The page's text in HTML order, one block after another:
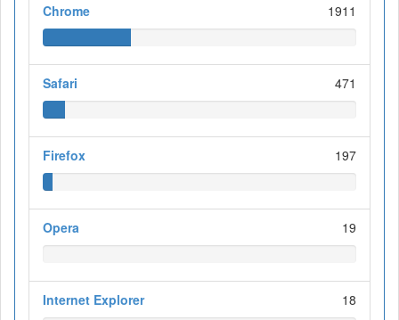
Chrome 1911
Safari 471
Firefox 197
Opera 19
Internet Explorer 18